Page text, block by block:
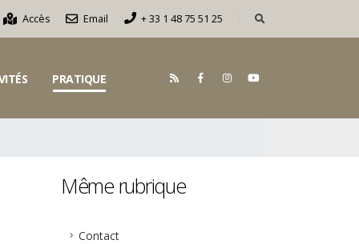
Accès Email + 33 1 48 75 51 25
PRATIQUE
Même rubrique
Contact